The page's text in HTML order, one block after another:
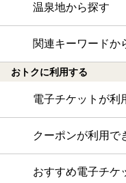
温泉地から探す
関連キーワードか
おトクに利用する
電子チケットが利
クーポンが利用で
おすすめ電子チケ